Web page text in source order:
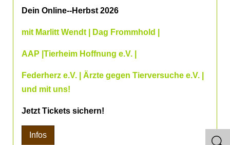
Dein Online--Herbst 2026
mit Marlitt Wendt | Dag Frommhold |
AAP |Tierheim Hoffnung e.V. |
Federherz e.V. | Ärzte gegen Tierversuche e.V. |
und mit uns!
Jetzt Tickets sichern!
Infos